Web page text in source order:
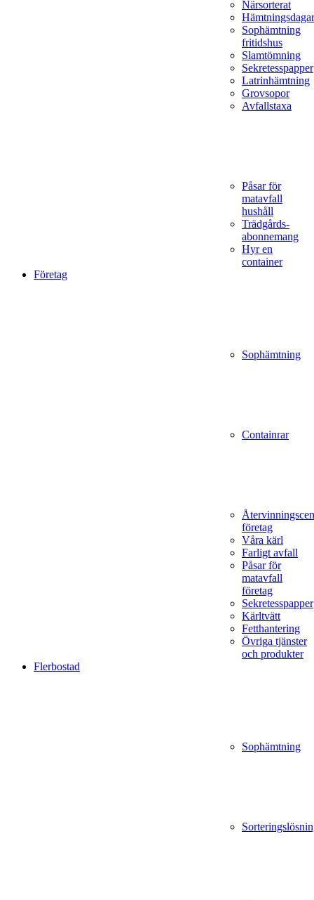
Närsorterat
Hämtningsdagar
Sophämtning
fritidshus
Slamtömning
Sekretesspapper
Latrinhämtning
Grovsopor
Avfallstaxa
Påsar för
matavfall
hushåll
Trädgårds­
abonnemang
Hyr en
container
Företag
Sophämtning
Containrar
företag
Våra kärl
Farligt avfall
Påsar för
matavfall
företag
Sekretesspapper
Kärltvätt
Fetthantering
Övriga tjänster
och produkter
Flerbostad
Sophämtning